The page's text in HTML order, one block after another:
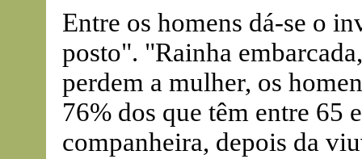
Entre os homens dá-se o
posto". "Rainha
perdem a mulher, os
76% dos que têm entre 65
companheira, depois da